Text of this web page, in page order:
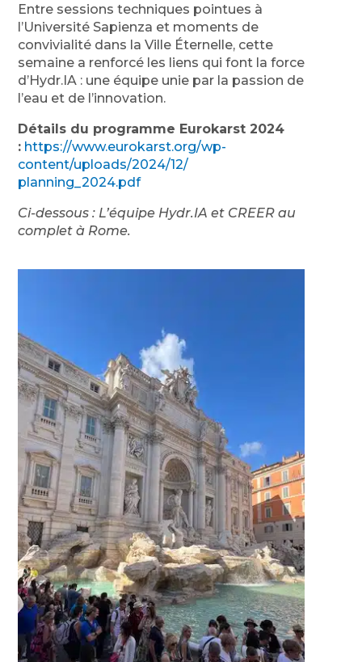
Entre sessions techniques pointues à
l’Université Sapienza et moments de
convivialité dans la Ville Éternelle, cette
semaine a renforcé les liens qui font la force
d’Hydr.IA : une équipe unie par la passion de
l’eau et de l’innovation.
Détails du programme Eurokarst 2024
: https://www.eurokarst.org/wp-
content/uploads/2024/12/
planning_2024.pdf
Ci-dessous : L’équipe Hydr.IA et CREER au
complet à Rome.